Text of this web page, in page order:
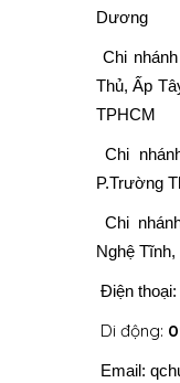
Dương
Chi
Thủ, Ấp
TPHCM
Chi
P.Trường
Chi
Nghệ
Điện thoại:
Di động:
Email: